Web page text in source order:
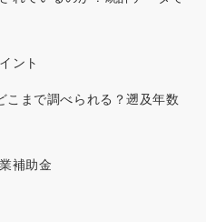
ント
まで調べられる？遡及年数
補助金